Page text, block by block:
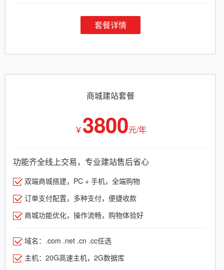
套餐详情
商城建站套餐
￥3800元/年
功能齐全线上交易，专业建站售后省心
双端商城搭建，PC + 手机，全端购物
订单支付配置，多种支付，便捷收款
商城功能优化，操作流畅，购物体验好
域名：.com .net .cn .cc任选
主机：20G高速主机，2G数据库